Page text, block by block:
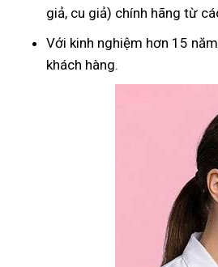
giả, cu giả) chính hãng từ
Với kinh nghiệm hơn 15
khách hàng.